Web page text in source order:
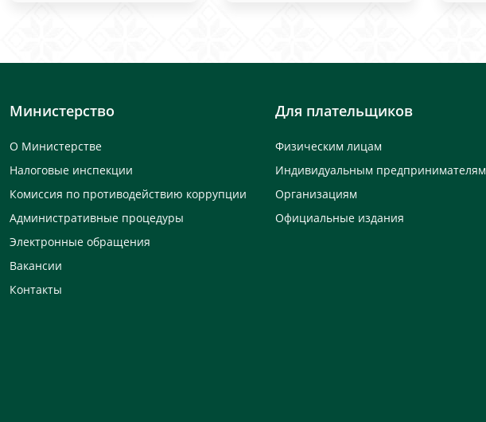
Министерство
О Министерстве
Налоговые инспекции
Комиссия по противодействию коррупции
Административные процедуры
Электронные обращения
Вакансии
Контакты
Для плательщиков
Физическим лицам
Индивидуальным предпринимателям
Организациям
Официальные издания